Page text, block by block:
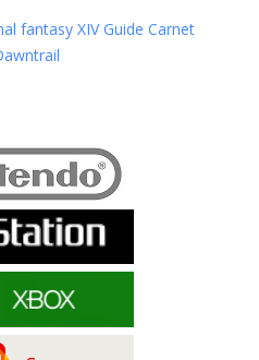
fantasy XIV Guide Carnet